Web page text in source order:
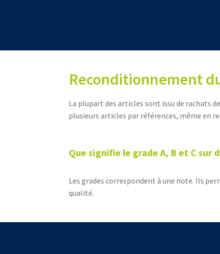
Reconditionnement
La plupart des articles sont issu de rachats
plusieurs articles par références, même en
Que signifie le grade A, B et C
Les grades correspondent à une note. Ils
qualité.